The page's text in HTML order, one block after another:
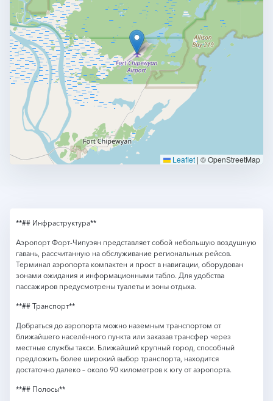
Leaflet | © OpenStreetMap
**## Инфраструктура**
Аэропорт Форт-Чипуэян представляет собой небольшую воздушную
гавань, рассчитанную на обслуживание региональных рейсов.
Терминал аэропорта компактен и прост в навигации, оборудован
зонами ожидания и информационными табло. Для удобства
пассажиров предусмотрены туалеты и зоны отдыха.
**## Транспорт**
Добраться до аэропорта можно наземным транспортом от
ближайшего населённого пункта или заказав трансфер через
местные службы такси. Ближайший крупный город, способный
предложить более широкий выбор транспорта, находится
достаточно далеко – около 90 километров к югу от аэропорта.
**## Полосы**